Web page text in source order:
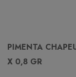
PIMENTA
X 0,8 GR